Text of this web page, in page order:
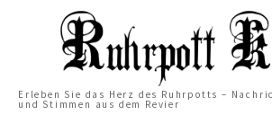
Erleben Sie das Herz des Ruhrpotts –
und Stimmen aus dem Revier